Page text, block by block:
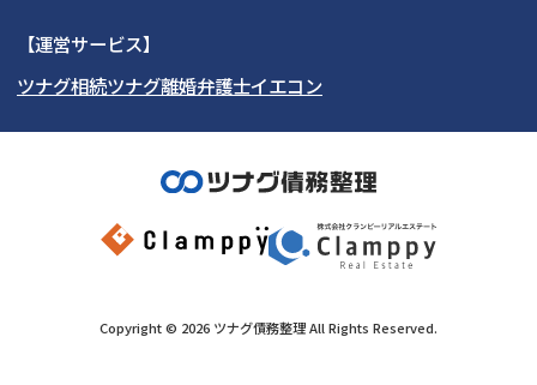
秋田県
福島県
埼玉県
茨城県 群馬県
愛知県
岐阜県 山梨県
関西
大阪府 京都府
奈良県
和歌山県
北陸・甲信越
石川県
富山県
岡山県
九州・沖縄
会社破産・法人破産
消費者金融・サラ金
カードローン・クレジッ
ト会社
奨学金
【運営サービス】
ツナグ相続ツナグ離婚弁護士イエコン
Copyright © 2026 ツナグ債務整理All Rights Reserved.